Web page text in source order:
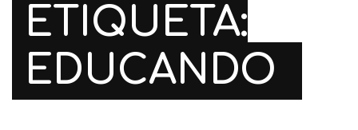
ETIQUETA:
EDUCANDO